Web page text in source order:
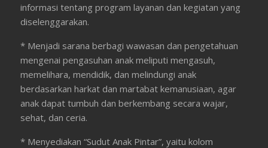
informasi tentang program layanan dan kegiatan yang
diselenggarakan.
* Menjadi sarana berbagi wawasan dan pengetahuan
mengenai pengasuhan anak meliputi mengasuh,
memelihara, mendidik, dan melindungi anak
berdasarkan harkat dan martabat kemanusiaan, agar
anak dapat tumbuh dan berkembang secara wajar,
sehat, dan ceria.
* Menyediakan “Sudut Anak Pintar”, yaitu kolom